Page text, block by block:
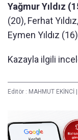
Yağmur Yıldız
(20), Ferhat
Eymen Yıldız
Kazayla ilgili
Editör : MAHMUT EKİNCİ |